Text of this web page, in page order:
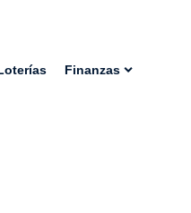
Finanzas